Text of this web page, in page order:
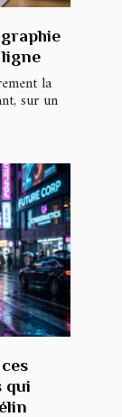
ligne
la
sur un
qui